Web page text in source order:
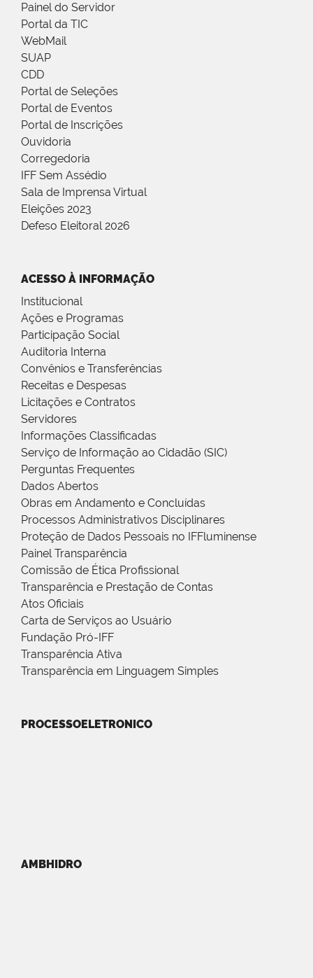
Painel do Servidor
Portal da TIC
WebMail
SUAP
CDD
Portal de Seleções
Portal de Eventos
Portal de Inscrições
Ouvidoria
Corregedoria
IFF Sem Assédio
Sala de Imprensa Virtual
Eleições 2023
Defeso Eleitoral 2026
ACESSO À INFORMAÇÃO
Institucional
Ações e Programas
Participação Social
Auditoria Interna
Convênios e Transferências
Receitas e Despesas
Licitações e Contratos
Servidores
Informações Classificadas
Serviço de Informação ao Cidadão (SIC)
Perguntas Frequentes
Dados Abertos
Obras em Andamento e Concluídas
Processos Administrativos Disciplinares
Proteção de Dados Pessoais no IFFluminense
Painel Transparência
Comissão de Ética Profissional
Transparência e Prestação de Contas
Atos Oficiais
Carta de Serviços ao Usuário
Fundação Pró-IFF
Transparência Ativa
Transparência em Linguagem Simples
PROCESSOELETRONICO
AMBHIDRO